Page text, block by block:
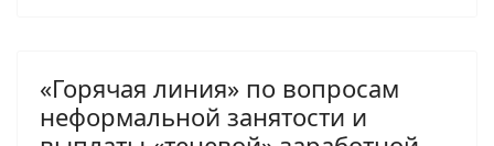
«Горячая линия» по вопросам
неформальной занятости и